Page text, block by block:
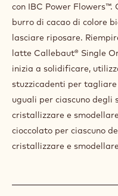
con IBC Power
burro di cacao di colore
lasciare riposare.
latte Callebaut® Single
inizia a solidificare,
stuzzicadenti per
uguali per ciascuno degli
cristallizzare e
cioccolato per ciascuno
cristallizzare e